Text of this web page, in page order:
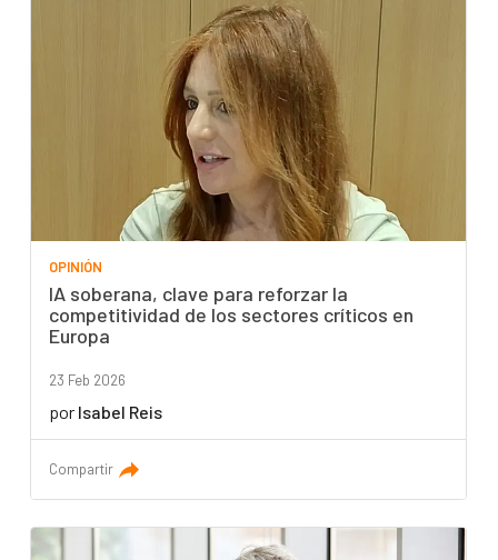
OPINIÓN
IA soberana, clave para reforzar la
competitividad de los sectores críticos en
Europa
23 Feb 2026
por Isabel Reis
Compartir